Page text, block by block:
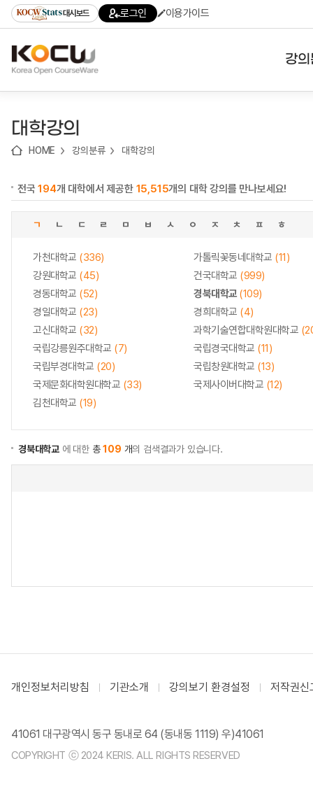
기
기
기
content)
가
대시보드 로그인 이용가이드
강
대학강의
HOME 강의분류 대학강의
전국194개 대학에서 제공한 15,515개의 대학 강의를 만나보세요!
ㄱ ㄴ ㄷ ㄹ ㅁ ㅂ ㅅ ㅇ ㅈ ㅊ ㅍ ㅎ
가천대학교 (336) 가톨릭꽃동네대학교 (11)
강원대학교 (45) 건국대학교 (999)
경동대학교 (52) 경북대학교(109)
경일대학교 (23) 경희대학교 (4)
고신대학교 (32) 과학기술연합대학원대학교
국립강릉원주대학교 (7) 국립경국대학교 (11)
국립부경대학교 (20) 국립창원대학교 (13)
국제문화대학원대학교 (33) 국제사이버대학교 (12)
김천대학교 (19)
경북대학교 에 대한 총109 개의 검색결과가 있습니다.
개인정보처리방침 기관소개 강의보기 환경설정 저작권신
41061 대구광역시 동구 동내로 64 (동내동 1119) 우)41061
COPYRIGHT ⓒ 2024 KERIS. ALL RIGHTS RESERVED